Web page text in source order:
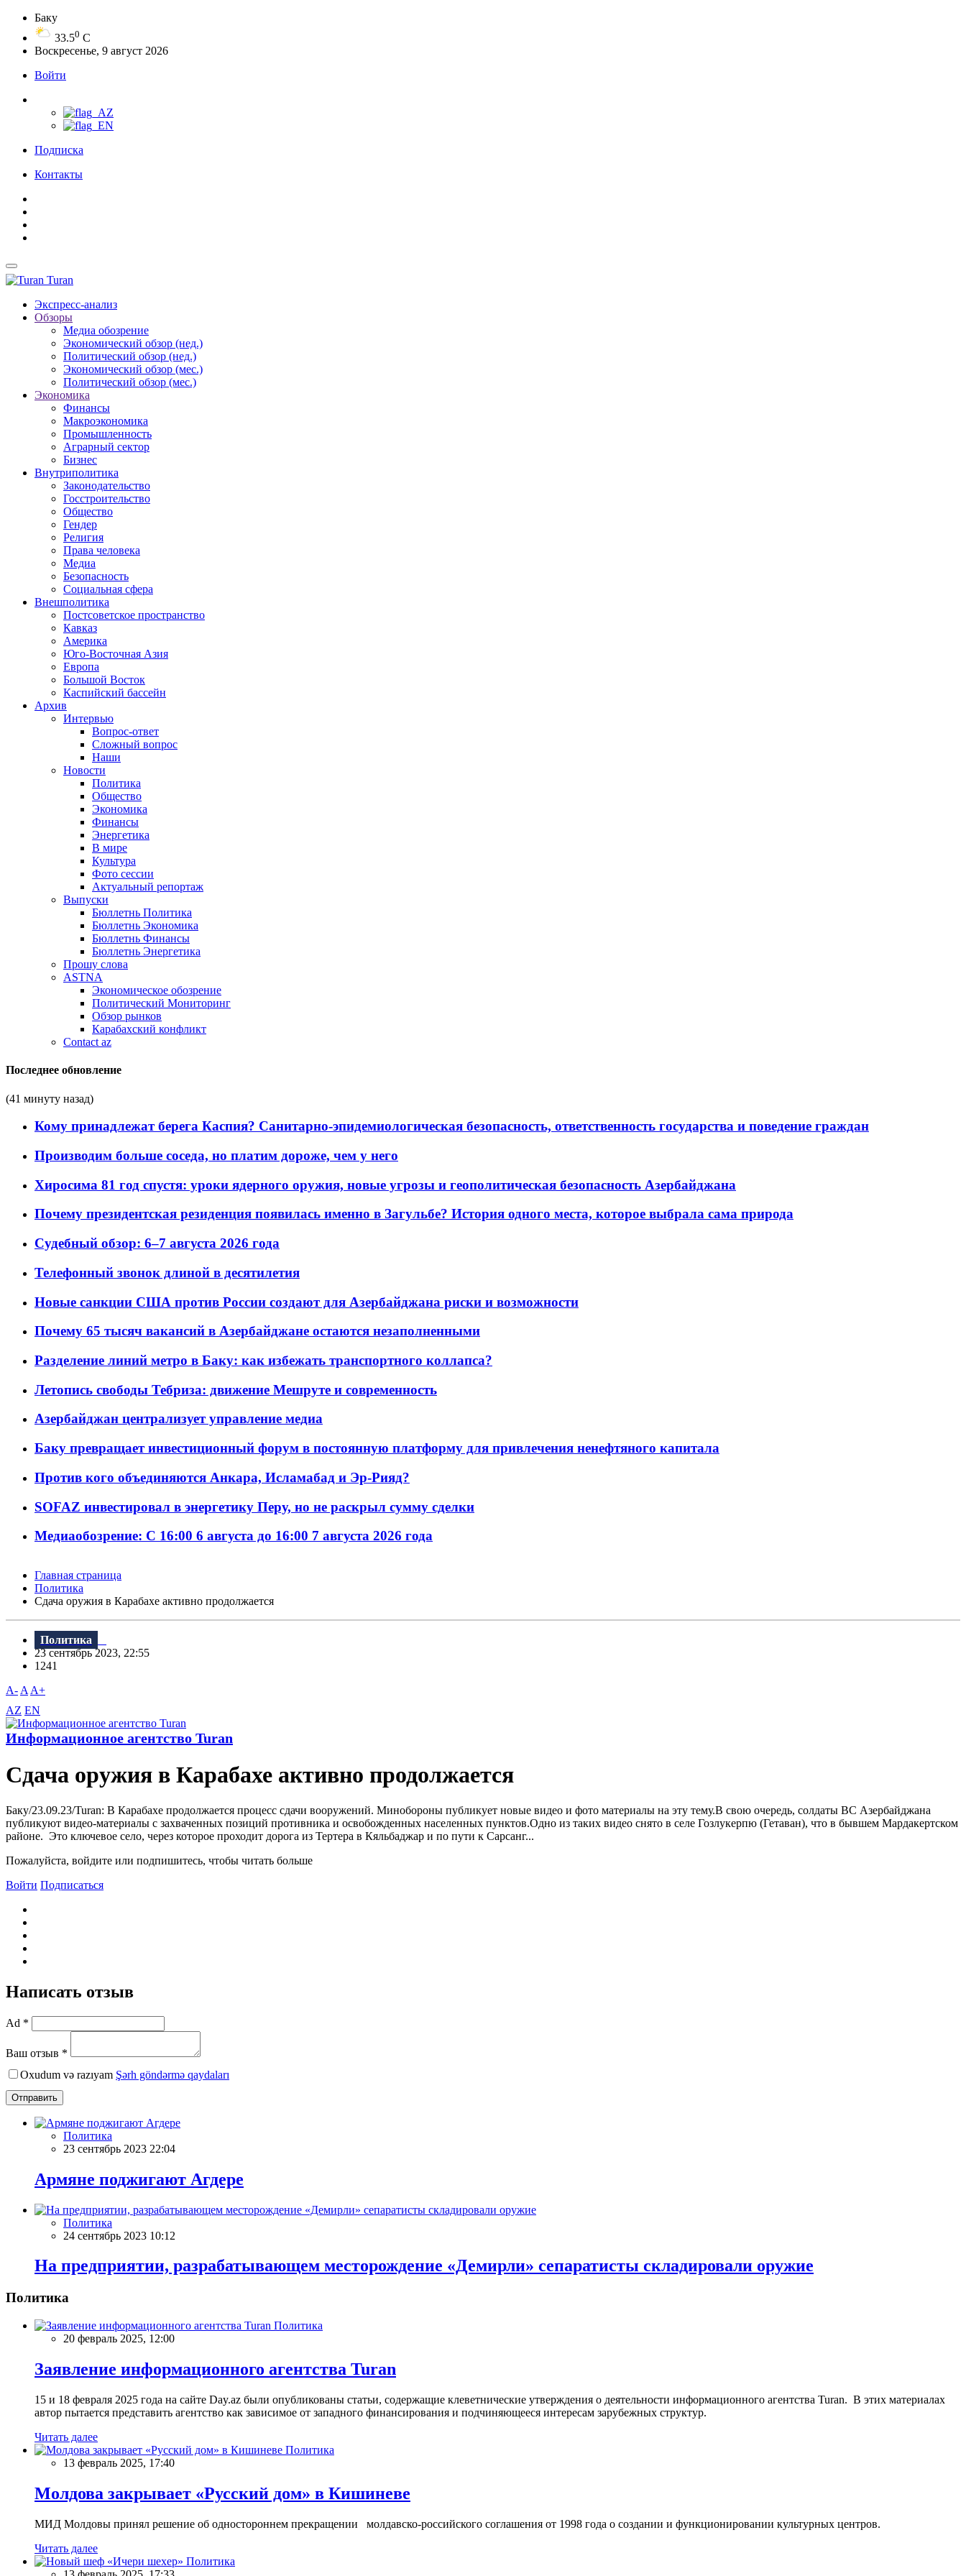
Баку
33.50 C
Воскресенье, 9 август 2026
Войти
Подписка
Контакты
Turan
Экспресс-анализ
Обзоры
Медиа обозрение
Экономический обзор (нед.)
Политический обзор (нед.)
Экономический обзор (мес.)
Политический обзор (мес.)
Экономика
Финансы
Макроэкономика
Промышленность
Аграрный сектор
Бизнес
Внутриполитика
Законодательство
Госстроительство
Общество
Гендер
Религия
Права человека
Медиа
Безопасность
Социальная сфера
Внешполитика
Постсоветское пространство
Кавказ
Америка
Юго-Восточная Азия
Европа
Большой Восток
Каспийский бассейн
Архив
Интервью
Вопрос-ответ
Сложный вопрос
Наши
Новости
Политика
Общество
Экономика
Финансы
Энергетика
В мире
Культура
Фото сессии
Актуальный репортаж
Выпуски
Бюллетнь Политика
Бюллетнь Экономика
Бюллетнь Финансы
Бюллетнь Энергетика
Прошу слова
ASTNA
Экономическое обозрение
Политический Мониторинг
Обзор рынков
Карабахский конфликт
Contact az
Последнее обновление
(41 минуту назад)
Кому принадлежат берега Каспия? Санитарно-эпидемиологическая безопасность, ответственность государства и поведение граждан
Производим больше соседа, но платим дороже, чем у него
Хиросима 81 год спустя: уроки ядерного оружия, новые угрозы и геополитическая безопасность Азербайджана
Почему президентская резиденция появилась именно в Загульбе? История одного места, которое выбрала сама природа
Судебный обзор: 6–7 августа 2026 года
Телефонный звонок длиной в десятилетия
Новые санкции США против России создают для Азербайджана риски и возможности
Почему 65 тысяч вакансий в Азербайджане остаются незаполненными
Разделение линий метро в Баку: как избежать транспортного коллапса?
Летопись свободы Тебриза: движение Мешруте и современность
Азербайджан централизует управление медиа
Баку превращает инвестиционный форум в постоянную платформу для привлечения ненефтяного капитала
Против кого объединяются Анкара, Исламабад и Эр-Рияд?
SOFAZ инвестировал в энергетику Перу, но не раскрыл сумму сделки
Медиаобозрение: С 16:00 6 августа до 16:00 7 августа 2026 года
Главная страница
Политика
Сдача оружия в Карабахе активно продолжается
Политика
23 сентябрь 2023, 22:55
1241
A- A A+
AZ EN
Информационное агентство Turan
Сдача оружия в Карабахе активно продолжается
Баку/23.09.23/Turan: В Карабахе продолжается процесс сдачи вооружений. Минобороны публикует новые видео и фото материалы на эту тему.В свою очередь, солдаты ВС Азербайджана
публикуют видео-материалы с захваченных позиций противника и освобожденных населенных пунктов.Одно из таких видео снято в селе Гозлукерпю (Гетаван), что в бывшем Мардакертском
районе. Это ключевое село, через которое проходит дорога из Тертера в Кяльбаджар и по пути к Сарсанг...
Пожалуйста, войдите или подпишитесь, чтобы читать больше
Войти Подписаться
Написать отзыв
Ad *
Ваш отзыв *
Oxudum və razıyam Şərh göndərmə qaydaları
Отправить
Политика
23 сентябрь 2023 22:04
Армяне поджигают Агдере
Политика
24 сентябрь 2023 10:12
На предприятии, разрабатывающем месторождение «Демирли» сепаратисты складировали оружие
Политика
Политика
20 февраль 2025, 12:00
Заявление информационного агентства Turan
15 и 18 февраля 2025 года на сайте Day.az были опубликованы статьи, содержащие клеветнические утверждения о деятельности информационного агентства Turan. В этих материалах
автор пытается представить агентство как зависимое от западного финансирования и подчиняющееся интересам зарубежных структур.
Читать далее
Политика
13 февраль 2025, 17:40
Молдова закрывает «Русский дом» в Кишиневе
МИД Молдовы принял решение об одностороннем прекращении молдавско-российского соглашения от 1998 года о создании и функционировании культурных центров.
Читать далее
Политика